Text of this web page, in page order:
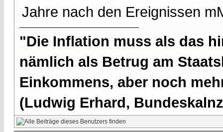
Jahre nach den Ereignissen
"Die Inflation muss als das
nämlich als Betrug am
Einkommens, aber noch
(Ludwig Erhard,